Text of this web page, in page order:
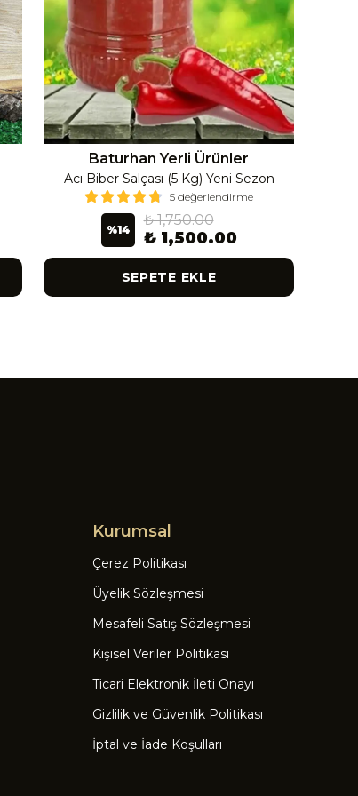
Baturhan Yerli Ürünler
Acı Biber Salçası (5 Kg) Yeni Sezon
5 değerlendirme
%14
₺ 1,750.00
₺ 1,500.00
SEPETE EKLE
Kurumsal
Çerez Politikası
Üyelik Sözleşmesi
Mesafeli Satış Sözleşmesi
Kişisel Veriler Politikası
Ticari Elektronik İleti Onayı
Gizlilik ve Güvenlik Politikası
İptal ve İade Koşulları